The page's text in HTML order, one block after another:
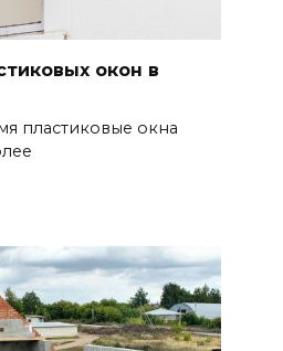
окон в
пластиковые окна